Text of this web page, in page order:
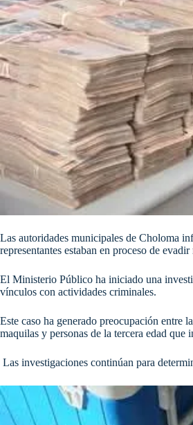
Las autoridades municipales de Choloma
representantes estaban en proceso de
El Ministerio Público ha iniciado una
vínculos con actividades criminales.​
Este caso ha generado preocupación entre
maquilas y personas de la tercera edad que
Las investigaciones continúan para